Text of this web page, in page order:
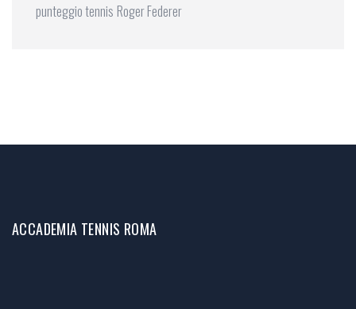
punteggio tennis Roger Federer
ACCADEMIA TENNIS ROMA